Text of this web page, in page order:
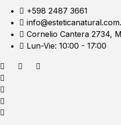
+598 2487 3661
Cornelio Cantera 2734,
Lun-Vie: 10:00 - 17:00